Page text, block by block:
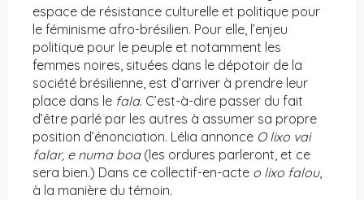
espace de résistance culturelle et politique pour
le féminisme afro-brésilien. Pour elle, l’enjeu
politique pour le peuple et notamment les
femmes noires, situées dans le dépotoir de la
société brésilienne, est d’arriver à prendre leur
place dans le fala. C’est-à-dire passer du fait
d’être parlé par les autres à assumer sa propre
position d’énonciation. Lélia annonce O lixo vai
falar, e numa boa(les ordures parleront, et ce
sera bien.) Dans ce collectif-en-acte o lixo falou,
à la manière du témoin.